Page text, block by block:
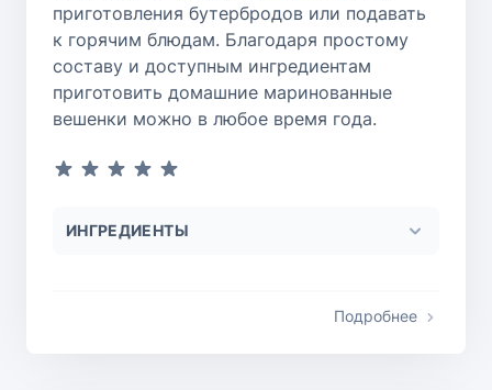
приготовления бутербродов или подавать
к горячим блюдам. Благодаря простому
составу и доступным ингредиентам
приготовить домашние маринованные
вешенки можно в любое время года.
ИНГРЕДИЕНТЫ
Подробнее